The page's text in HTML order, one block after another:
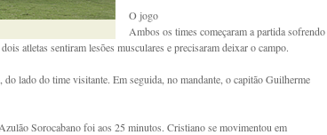
O jogo
Ambos os times começaram a partida sofrendo
atletas sentiram lesões musculares e precisaram deixar o campo.
lado do time visitante. Em seguida, no mandante, o capitão Guilherme
Sorocabano foi aos 25 minutos. Cristiano se movimentou em